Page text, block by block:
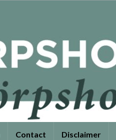
Contact Disclaimer